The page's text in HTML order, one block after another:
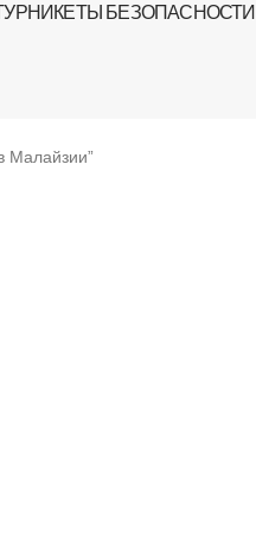
БЕЗОПАСНОСТИ
Малайзии”